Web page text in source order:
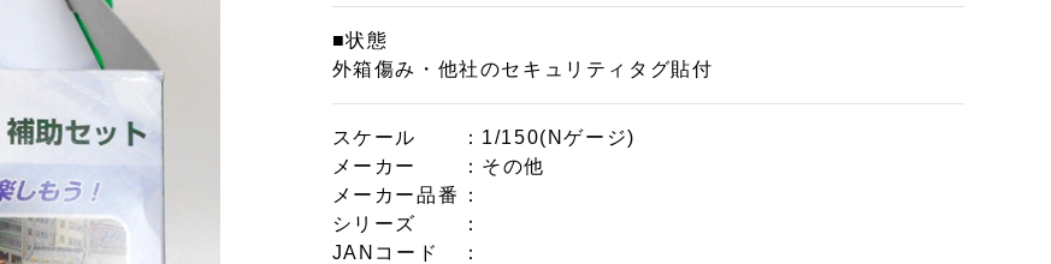
■状態
外箱傷み・他社のセキュリティタグ貼付
スケール
：1/150(Nゲージ)
メーカー
：その他
メーカー品番
：
シリーズ
：
JANコード
：